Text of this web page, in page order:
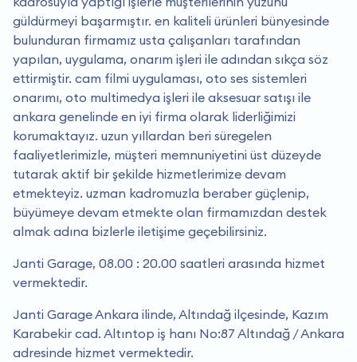
güldürmeyi başarmıştır. en kaliteli ürünleri bünyesinde
bulunduran firmamız usta çalışanları tarafından
yapılan, uygulama, onarım işleri ile adından sıkça söz
ettirmiştir. cam filmi uygulaması, oto ses sistemleri
onarımı, oto multimedya işleri ile aksesuar satışı ile
ankara genelinde en iyi firma olarak liderliğimizi
korumaktayız. uzun yıllardan beri süregelen
faaliyetlerimizle, müşteri memnuniyetini üst düzeyde
tutarak aktif bir şekilde hizmetlerimize devam
etmekteyiz. uzman kadromuzla beraber güçlenip,
büyümeye devam etmekte olan firmamızdan destek
almak adına bizlerle iletişime geçebilirsiniz.
Janti Garage, 08.00 : 20.00 saatleri arasında hizmet
vermektedir.
Janti Garage Ankara ilinde, Altındağ ilçesinde, Kazım
Karabekir cad. Altıntop iş hanı No:87 Altındağ / Ankara
adresinde hizmet vermektedir.